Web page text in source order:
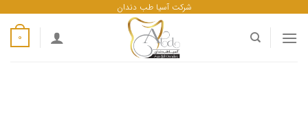
بروید
شرکت آسیا طب دندان
0